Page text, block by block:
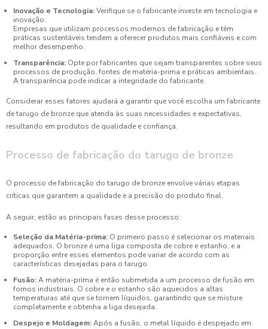
Inovação e Tecnologia:Verifique se o fabricante investe em tecnologia e
inovação.
Empresas que utilizam processos modernos de fabricação e têm
práticas sustentáveis tendem a oferecer produtos mais confiáveis e com
melhor desempenho.
Transparência: Opte por fabricantes que sejam transparentes sobre seus
processos de produção, fontes de matéria-prima e práticas ambientais.
A transparência pode indicar a integridade do fabricante.
Considerar esses fatores ajudará a garantir que você escolha um fabricante
de tarugo de bronze que atenda às suas necessidades e expectativas,
resultando em produtos de qualidade e confiança.
Processo de fabricação do tarugo de bronze
O processo de fabricação do tarugo de bronze envolve várias etapas
críticas que garantem a qualidade e a precisão do produto final.
A seguir, estão as principais fases desse processo:
Seleção da Matéria-prima: O primeiro passo é selecionar os materiais
adequados. O bronze é uma liga composta de cobre e estanho, e a
proporção entre esses elementos pode variar de acordo com as
características desejadas para o tarugo.
Fusão:A matéria-prima é então submetida a um processo de fusão em
fornos industriais. O cobre e o estanho são aquecidos a altas
temperaturas até que se tornem líquidos, garantindo que se misture
completamente e obtenha a liga desejada.
Despejo e Moldagem:Após a fusão, o metal líquido é despejado em